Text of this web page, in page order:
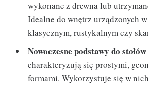
wykonane z drewna lub
Idealne do wnętrz urządzonych
klasycznym, rustykalnym czy
Nowoczesne podstawy do stołów
charakteryzują się prostymi,
formami. Wykorzystuje się w